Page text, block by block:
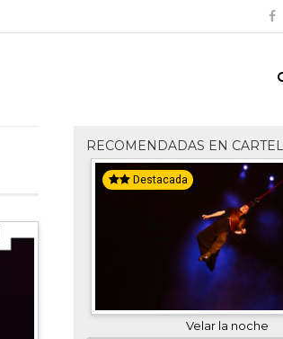
RECOMENDADAS EN CARTEL
Destacada
Velar la noche